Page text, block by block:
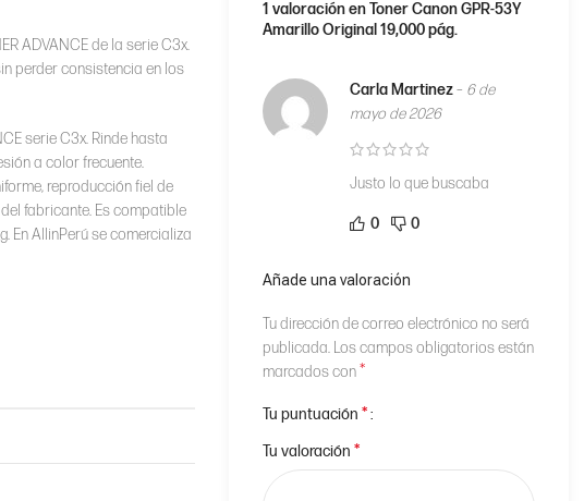
ADVANCE de la serie C3x.
perder consistencia en los
serie C3x. Rinde hasta
a color frecuente.
reproducción fiel de
fabricante. Es compatible
En AllinPerú se comercializa
1 valoración enToner Canon GPR-53Y
Amarillo Original 19,000 pág.
Carla Martinez– 6 de
mayo de 2026
Justo lo que buscaba
0 0
Añade una valoración
Tu dirección de correo electrónico no será
publicada. Los campos obligatorios están
marcados con*
Tu puntuación *
Tu valoración *